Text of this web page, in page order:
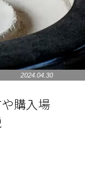
2024.04.30
購入場